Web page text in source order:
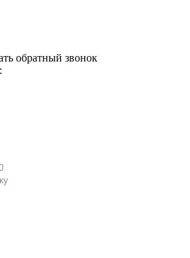
обратный звонок